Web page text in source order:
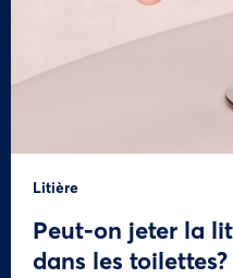
Litière
Peut-on jeter la
dans les toilettes?